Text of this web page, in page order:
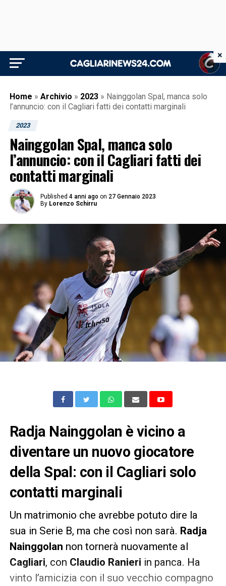
Home » Archivio » 2023 » Nainggolan Spal, manca solo
l’annuncio: con il Cagliari fatti dei contatti marginali
2023
Nainggolan Spal, manca solo
l’annuncio: con il Cagliari fatti dei
contatti marginali
Published 4 anni ago on 27 Gennaio 2023
By Lorenzo Schirru
Radja Nainggolan è vicino a
diventare un nuovo giocatore
della Spal: con il Cagliari solo
contatti marginali
Un matrimonio che avrebbe potuto dire la
sua in Serie B, ma che così non sarà. Radja
Nainggolan non tornerà nuovamente al
Cagliari, con Claudio Ranieri in panca. Ha
vinto l’amicizia con il suo vecchio compagno
×